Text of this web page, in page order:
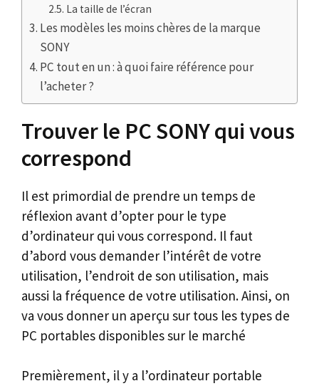
La taille de l’écran
Les modèles les moins chères de la marque
SONY
PC tout en un : à quoi faire référence pour
l’acheter ?
Trouver le PC SONY qui vous
correspond
Il est primordial de prendre un temps de
réflexion avant d’opter pour le type
d’ordinateur qui vous correspond. Il faut
d’abord vous demander l’intérêt de votre
utilisation, l’endroit de son utilisation, mais
aussi la fréquence de votre utilisation. Ainsi, on
va vous donner un aperçu sur tous les types de
PC portables disponibles sur le marché
Premièrement, il y a l’ordinateur portable